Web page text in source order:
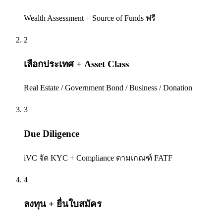
Wealth Assessment + Source of Funds ฟรี
2
เลือกประเทศ + Asset Class
Real Estate / Government Bond / Business / Donation
3
Due Diligence
iVC จัด KYC + Compliance ตามเกณฑ์ FATF
4
ลงทุน + ยื่นใบสมัคร